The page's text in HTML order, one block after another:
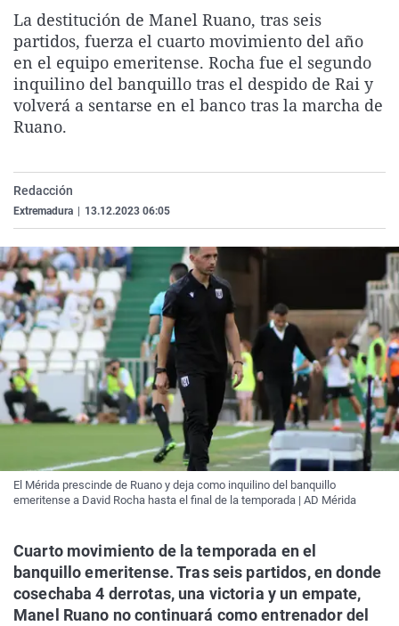
La rosa de los vientos
Gente viajera
Como el perro y el
Caso
Retornados
Equipo de
Operación Viuda
Extremadura
Galicia
La Rioja
Navarra
Virales
Televisión
Elecciones
La destitución de Manel Ruano, tras seis
partidos, fuerza el cuarto movimiento del año
en el equipo emeritense. Rocha fue el segundo
inquilino del banquillo tras el despido de Rai y
volverá a sentarse en el banco tras la marcha de
Ruano.
Redacción
Extremadura 13.12.2023 06:05
El Mérida prescinde de Ruano y deja como inquilino del banquillo
emeritense a David Rocha hasta el final de la temporada | AD Mérida
Cuarto movimiento de la temporada en el
banquillo emeritense. Tras seis partidos, en donde
cosechaba 4 derrotas, una victoria y un empate,
Manel Ruano no continuará como entrenador del